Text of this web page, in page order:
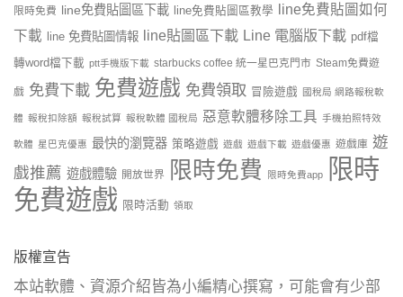
限時免費 line免費貼圖區下載 line免費貼圖區教學
line免費貼圖如何
下載
line 免費貼圖情報 line貼圖區下載 Line 電腦版下載 pdf檔
轉word檔下載 ptt手機版下載 starbucks coffee 統一星巴克門市 Steam免費遊
戲 免費下載 免費遊戲 免費領取 冒險遊戲 國稅局 網路報稅軟
體 報稅扣除額 報稅試算 報稅軟體 國稅局 惡意軟體移除工具 手機拍照特效
軟體 星巴克優惠 最快的瀏覽器 策略遊戲 遊戲 遊戲下載 遊戲優惠 遊戲庫 遊
戲推薦 遊戲體驗 開放世界 限時免費 限時免費app
限時
免費遊戲 限時活動 領取
版權宣告
本站軟體、資源介紹皆為小編精心撰寫，可能會有少部